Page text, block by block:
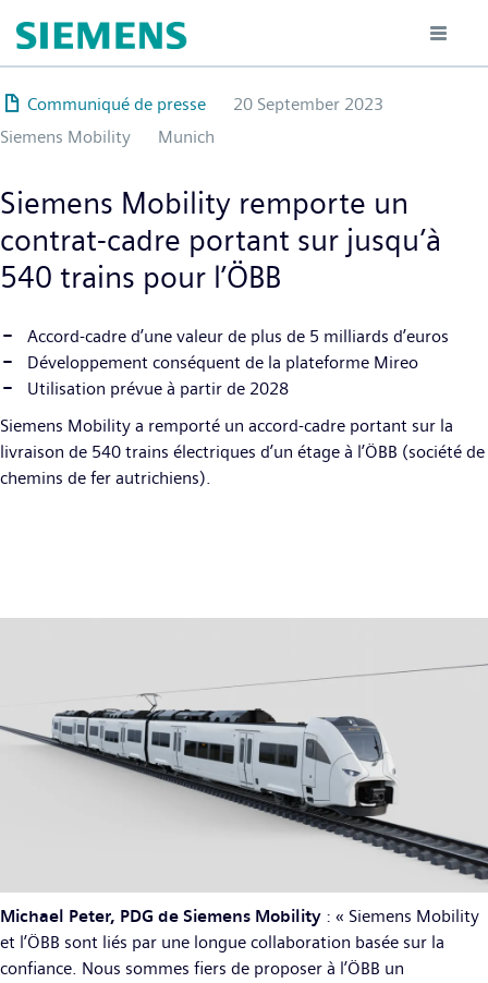
till
huvudinnehåll
Communiqué de presse
20 September 2023
Siemens Mobility
Munich
Siemens Mobility remporte un
contrat-cadre portant sur jusqu’à
540 trains pour l’ÖBB
Accord-cadre d’une valeur de plus de 5 milliards d’euros
Développement conséquent de la plateforme Mireo
Utilisation prévue à partir de 2028
Siemens Mobility a remporté un accord-cadre portant sur la
livraison de 540 trains électriques d’un étage à l’ÖBB (société de
chemins de fer autrichiens).
Michael Peter, PDG de Siemens Mobility : « Siemens Mobility
et l’ÖBB sont liés par une longue collaboration basée sur la
confiance. Nous sommes fiers de proposer à l’ÖBB un